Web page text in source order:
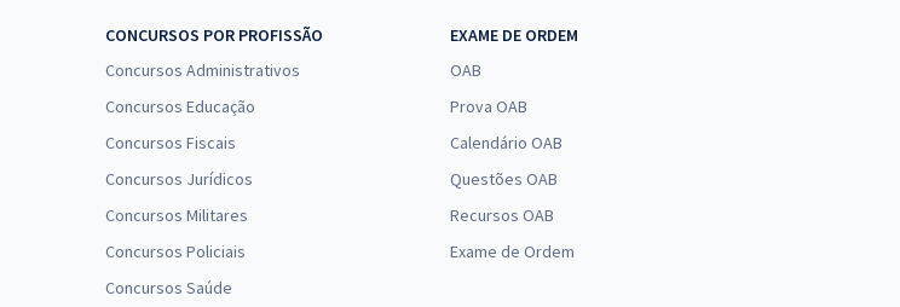
CONCURSOS POR PROFISSÃO
Concursos Administrativos
Concursos Educação
Concursos Fiscais
Concursos Jurídicos
Concursos Militares
Concursos Policiais
Concursos Saúde
EXAME DE ORDEM
OAB
Prova OAB
Calendário OAB
Questões OAB
Recursos OAB
Exame de Ordem